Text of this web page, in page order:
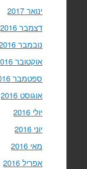
ינואר 2017
דצמבר 2016
נובמבר 2016
אוקטובר 2016
ספטמבר 2016
אוגוסט 2016
יולי 2016
יוני 2016
מאי 2016
אפריל 2016